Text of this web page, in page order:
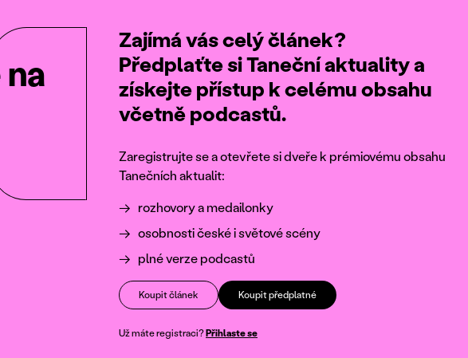
Zajímá vás celý článek?
Předplaťte si Taneční aktuality a
získejte přístup k celému obsahu
včetně podcastů.
Zaregistrujte se a otevřete si dveře k prémiovému obsahu
Tanečních aktualit:
rozhovory a medailonky
osobnosti české i světové scény
plné verze podcastů
Koupit článek Koupit předplatné
Už máte registraci?Přihlaste se